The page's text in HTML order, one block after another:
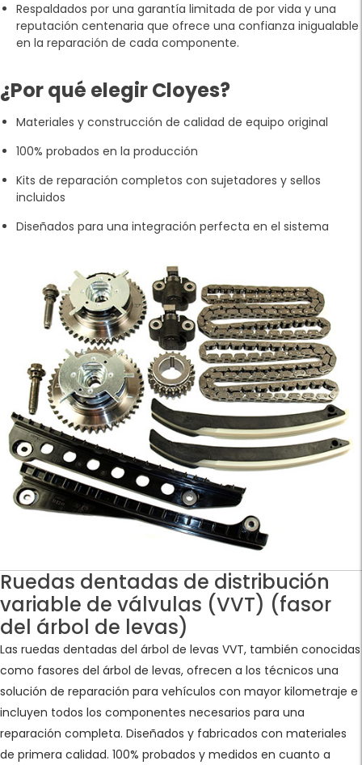
Respaldados por una garantía limitada de por vida y una
reputación centenaria que ofrece una confianza inigualable
en la reparación de cada componente.
¿Por qué elegir Cloyes?
Materiales y construcción de calidad de equipo original
100% probados en la producción
Kits de reparación completos con sujetadores y sellos
incluidos
Diseñados para una integración perfecta en el sistema
Ruedas dentadas de distribución
variable de válvulas (VVT) (fasor
del árbol de levas)
Las ruedas dentadas del árbol de levas VVT, también conocidas
como fasores del árbol de levas, ofrecen a los técnicos una
solución de reparación para vehículos con mayor kilometraje e
incluyen todos los componentes necesarios para una
reparación completa. Diseñados y fabricados con materiales
de primera calidad. 100% probados y medidos en cuanto a